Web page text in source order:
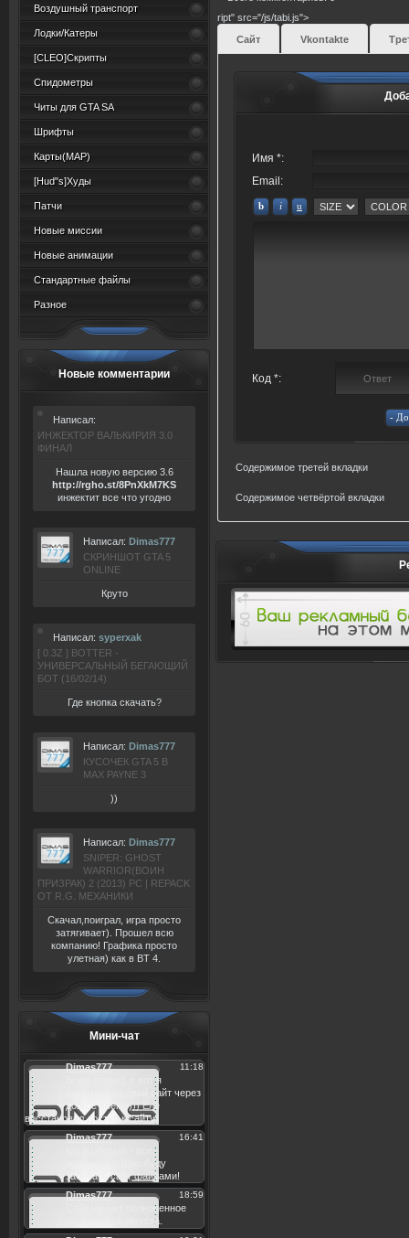
Воздушный транспорт
Лодки/Катеры
[CLEO]Скрипты
Спидометры
Читы для GTA SA
Шрифты
Карты(MAP)
[Hud"s]Худы
Патчи
Новые миссии
Новые анимации
Стандартные файлы
Разное
Новые комментарии
Написал:
ИНЖЕКТОР ВАЛЬКИРИЯ 3.0
ФИНАЛ
Нашла новую версию 3.6
http://rgho.st/8PnXkM7KS
инжектит все что угодно
Написал: Dimas777
СКРИНШОТ GTA 5
ONLINE
Круто
Написал: syperxak
[ 0.3Z ] BOTTER -
УНИВЕРСАЛЬНЫЙ БЕГАЮЩИЙ
БОТ (16/02/14)
Где кнопка скачать?
Написал: Dimas777
КУСОЧЕК GTA 5 В
MAX PAYNE 3
))
Написал: Dimas777
SNIPER: GHOST
WARRIOR(ВОИН
ПРИЗРАК) 2 (2013) РС | REPACK
ОТ R.G. МЕХАНИКИ
Скачал,поиграл, игра просто
затягивает). Прошел всю
компанию! Графика просто
улетная) как в BT 4.
Мини-чат
ript" src="/js/tabi.js">
Сайт
Vkontakte
Имя *:
Email:
Код *:
Содержимое третей вкладки
Содержимое четвёртой вкладки